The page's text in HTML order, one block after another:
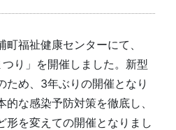
福祉健康センターにて、
つり」を開催しました。新型
ため、3年ぶりの開催となり
な感染予防対策を徹底し、
形を変えての開催となりまし